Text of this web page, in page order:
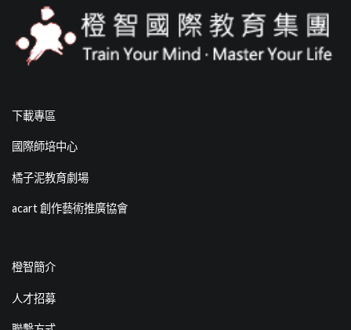
下載專區
國際師培中心
橘子泥教育劇場
acart 創作藝術推廣協會
橙智簡介
人才招募